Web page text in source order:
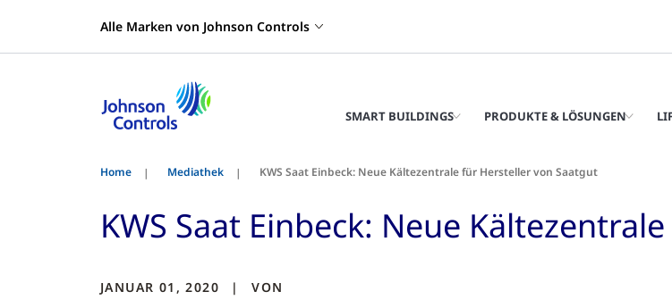
Alle Marken von Johnson Controls
SMART BUILDINGS PRODUKTE & LÖSUNGEN
Home Mediathek KWS Saat Einbeck: Neue Kältezentrale für Hersteller von Saatgut
KWS Saat Einbeck: Neue
JANUAR 01, 2020
VON